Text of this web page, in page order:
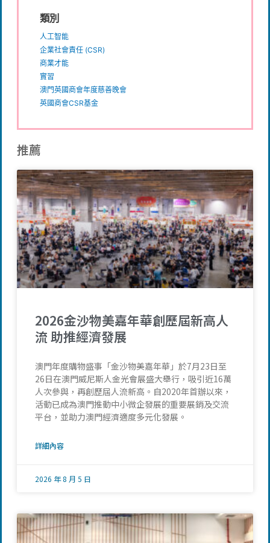
類別
人工智能
企業社會責任 (CSR)
商業才能
實習
澳門英國商會年度慈善晚會
英國商會CSR基金
推薦
2026金沙物美嘉年華創歷屆新高人
流 助推經濟發展
澳門年度購物盛事「金沙物美嘉年華」於7月23日至
26日在澳門威尼斯人金光會展盛大舉行，吸引近16萬
人次參與，再創歷屆人流新高。自2020年首辦以來，
活動已成為澳門推動中小微企發展的重要展銷及交流
平台，並助力澳門經濟適度多元化發展。
詳細內容
2026 年 8 月 5 日